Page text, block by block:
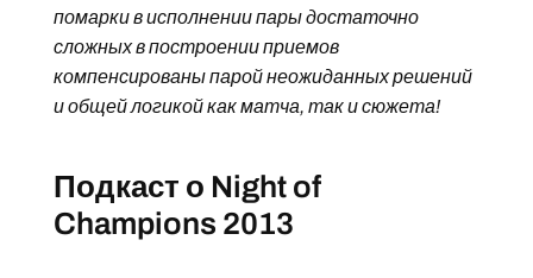
помарки в исполнении пары достаточно
сложных в построении приемов
компенсированы парой неожиданных решений
и общей логикой как матча, так и сюжета!
Подкаст о Night of
Champions 2013